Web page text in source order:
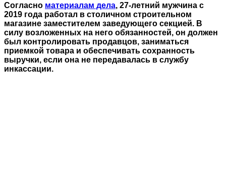
Согласно материалам дела, 27-летний мужчина с
2019 года работал в столичном строительном
магазине заместителем заведующего секцией. В
силу возложенных на него обязанностей, он должен
был контролировать продавцов, заниматься
приемкой товара и обеспечивать сохранность
выручки, если она не передавалась в службу
инкассации.